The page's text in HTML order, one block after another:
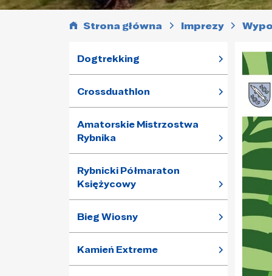
Strona główna Imprezy
Dogtrekking
Crossduathlon
Amatorskie Mistrzostwa
Rybnika
Rybnicki Półmaraton
Księżycowy
Bieg Wiosny
Kamień Extreme